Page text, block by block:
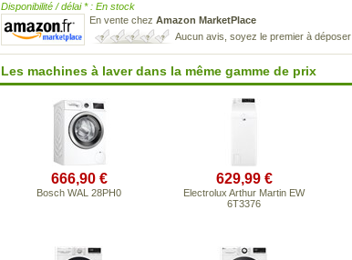
Disponibilité / délai * : En stock
En vente chez Amazon MarketPlace
Aucun avis, soyez le premier à
Les machines à laver dans la même gamme de prix
666,90 €
Bosch WAL 28PH0
629,99 €
Electrolux Arthur Martin EW
6T3376